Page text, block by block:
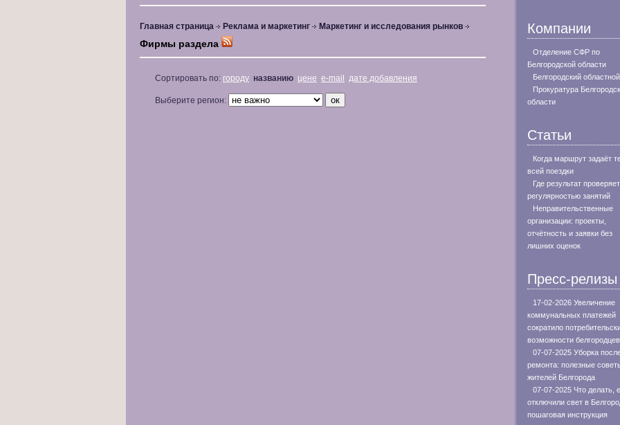
Главная страница Реклама и маркетинг Маркетинг и исследования рынков
Фирмы раздела
Сортировать по: городу названию цене e-mail дате добавления
Выберите регион:
Компании
Отделение СФР по
Белгородской области
Белгородский
Прокуратура
области
Статьи
Когда маршрут задаёт
всей поездки
Где результат
регулярностью занятий
Неправительственные
организации: проекты,
отчётность и заявки без
лишних оценок
Пресс-релизы
17-02-2026 Увеличение
коммунальных платежей
сократило
возможности белгородцев
07-07-2025 Уборка
ремонта: полезные
жителей Белгорода
07-07-2025 Что делать,
отключили свет в
пошаговая инструкция